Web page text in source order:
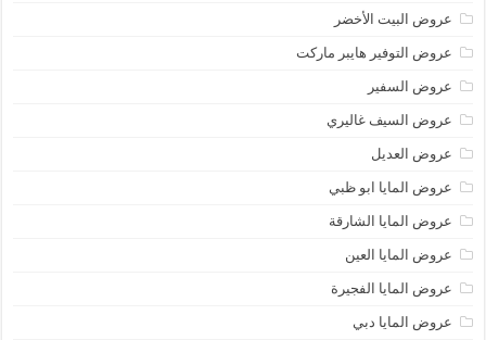
عروض البيت الأخضر
عروض التوفير هايبر ماركت
عروض السفير
عروض السيف غاليري
عروض العديل
عروض المايا ابو ظبي
عروض المايا الشارقة
عروض المايا العين
عروض المايا الفجيرة
عروض المايا دبي